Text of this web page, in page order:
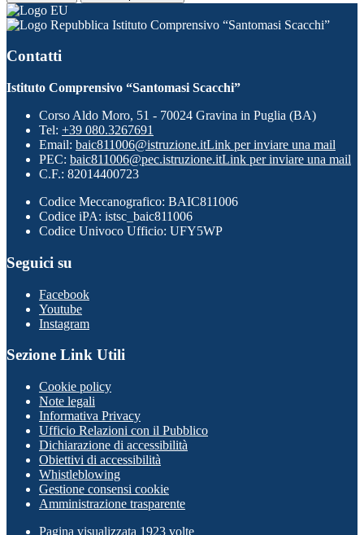
Istituto Comprensivo “Santomasi Scacchi”
Contatti
Istituto Comprensivo “Santomasi Scacchi”
Corso Aldo Moro, 51 - 70024 Gravina in Puglia (BA)
Tel: +39 080.3267691
Email: baic811006@istruzione.itLink per inviare una mail
PEC: baic811006@pec.istruzione.itLink per inviare una mail
C.F.: 82014400723
Codice Meccanografico: BAIC811006
Codice iPA: istsc_baic811006
Codice Univoco Ufficio: UFY5WP
Seguici su
Facebook
Youtube
Instagram
Sezione Link Utili
Cookie policy
Note legali
Informativa Privacy
Ufficio Relazioni con il Pubblico
Dichiarazione di accessibilità
Obiettivi di accessibilità
Whistleblowing
Gestione consensi cookie
Amministrazione trasparente
Pagina visualizzata 1923 volte